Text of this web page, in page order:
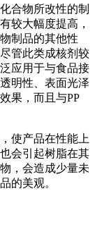
合物所改性的制
较大幅度提高，
制品的其他性
管此类成核剂较
应用于与食品接
明性、表面光泽
果，而且与PP
使产品在性能上
会引起树脂在其
，会造成少量未
的美观。